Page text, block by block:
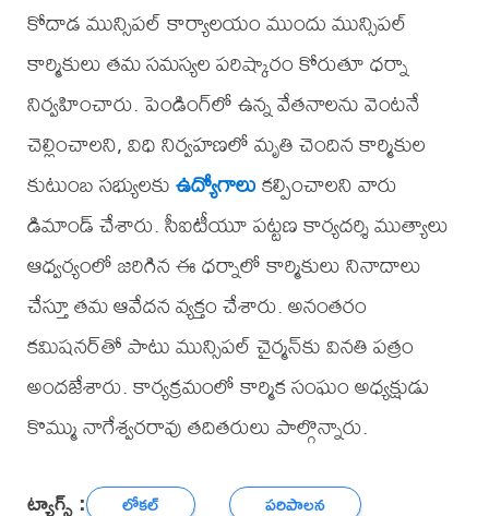
కోదాడ మున్సిపల్ కార్యాలయం ముందు మున్సిపల్
కార్మికులు తమ సమస్యల పరిష్కారం కోరుతూ ధర్నా
నిర్వహించారు. పెండింగ్‌లో ఉన్న వేతనాలను వెంటనే
చెల్లించాలని, విధి నిర్వహణలో మృతి చెందిన కార్మికుల
కుటుంబ సభ్యులకుఉద్యోగాలుకల్పించాలని వారు
డిమాండ్ చేశారు. సీఐటీయూ పట్టణ కార్యదర్శి ముత్యాలు
ఆధ్వర్యంలో జరిగిన ఈ ధర్నాలో కార్మికులు నినాదాలు
చేస్తూ తమ ఆవేదన వ్యక్తం చేశారు. అనంతరం
కమిషనర్‌తో పాటు మున్సిపల్ చైర్మన్‌కు వినతి పత్రం
అందజేశారు. కార్యక్రమంలో కార్మిక సంఘం అధ్యక్షుడు
కొమ్ము నాగేశ్వరరావు తదితరులు పాల్గొన్నారు.
ట్యాగ్స్ : లోకల్ పరిపాలన